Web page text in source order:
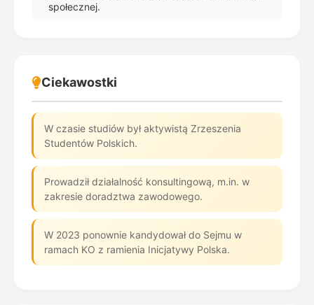
społecznej.
Ciekawostki
W czasie studiów był aktywistą Zrzeszenia
Studentów Polskich.
Prowadził działalność konsultingową, m.in. w
zakresie doradztwa zawodowego.
W 2023 ponownie kandydował do Sejmu w
ramach KO z ramienia Inicjatywy Polska.